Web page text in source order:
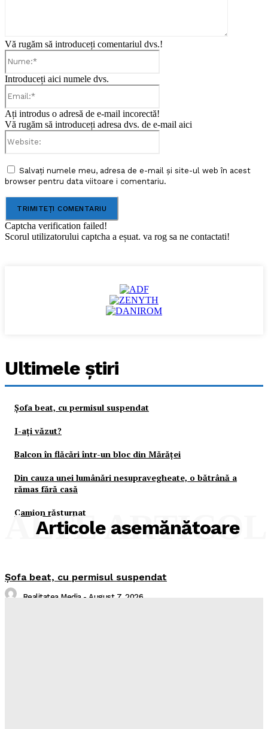
Vă rugăm să introduceți comentariul dvs.!
Introduceți aici numele dvs.
Ați introdus o adresă de e-mail incorectă!
Vă rugăm să introduceți adresa dvs. de e-mail aici
Salvați numele meu, adresa de e-mail și site-ul web în acest
browser pentru data viitoare i comentariu.
Captcha verification failed!
Scorul utilizatorului captcha a eșuat. va rog sa ne contactati!
Ultimele ştiri
Şofa beat, cu permisul suspendat
I-aţi văzut?
Balcon în flăcări într-un bloc din Mărăţei
Din cauza unei lumânări nesupravegheate, o bătrână a
rămas fără casă
Camion răsturnat
Articole asemănătoare
ALTE
Şofa beat, cu permisul suspendat
Realitatea Media - August 7, 2026